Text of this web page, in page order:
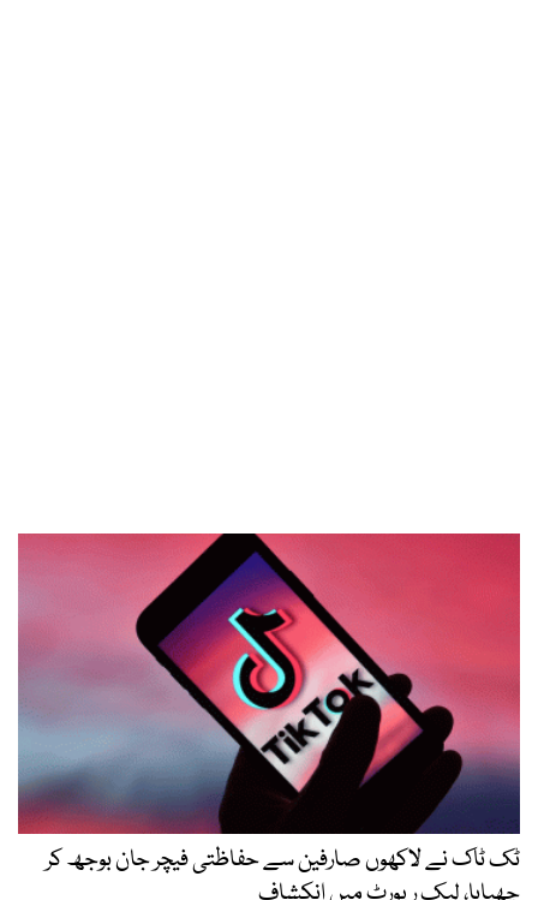
ٹک ٹاک نے لاکھوں صارفین سے حفاظتی فیچر جان بوجھ کر